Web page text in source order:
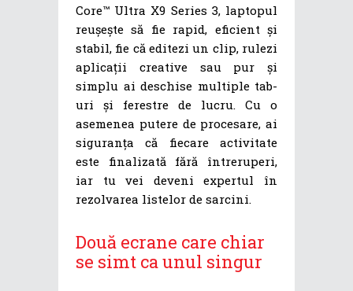
Core™ Ultra X9 Series 3, laptopul
reușește să fie rapid, eficient și
stabil, fie că editezi un clip, rulezi
aplicații creative sau pur și
simplu ai deschise multiple tab-
uri și ferestre de lucru. Cu o
asemenea putere de procesare, ai
siguranța că fiecare activitate
este finalizată fără întreruperi,
iar tu vei deveni expertul în
rezolvarea listelor de sarcini.
Două ecrane care chiar
se simt ca unul singur